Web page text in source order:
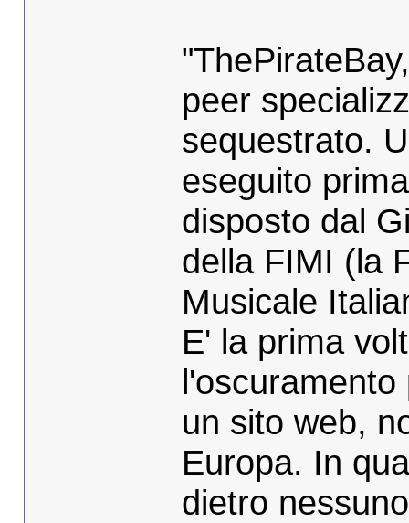
peer
sequestrato.
eseguito
disposto dal
della FIMI (la
Musicale
E' la prima
un sito web,
Europa. In
dietro